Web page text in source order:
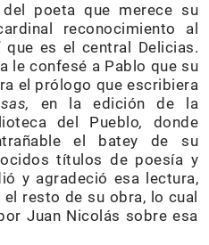
poeta que merece su
reconocimiento al
que es el central Delicias.
le confesé a Pablo que su
el prólogo que escribiera
en la edición de la
del Pueblo, donde
el batey de su
títulos de poesía y
y agradeció esa lectura,
resto de su obra, lo cual
Juan Nicolás sobre esa